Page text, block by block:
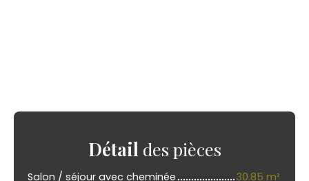
Détail des pièces
Salon / séjour avec cheminée
30.85 m²